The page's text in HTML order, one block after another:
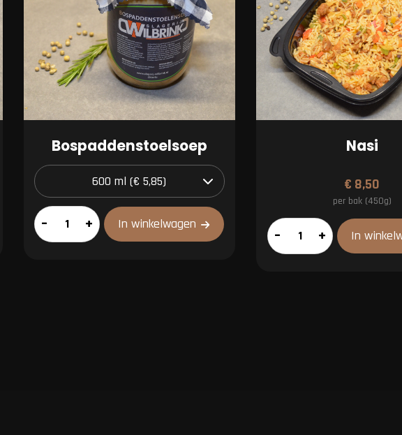
Bospaddenstoelsoep
Bospaddenstoelsoep
aantal
– + In winkelwagen
Nasi
€ 8,50
per bak (450g)
Nasi
aantal
– + In